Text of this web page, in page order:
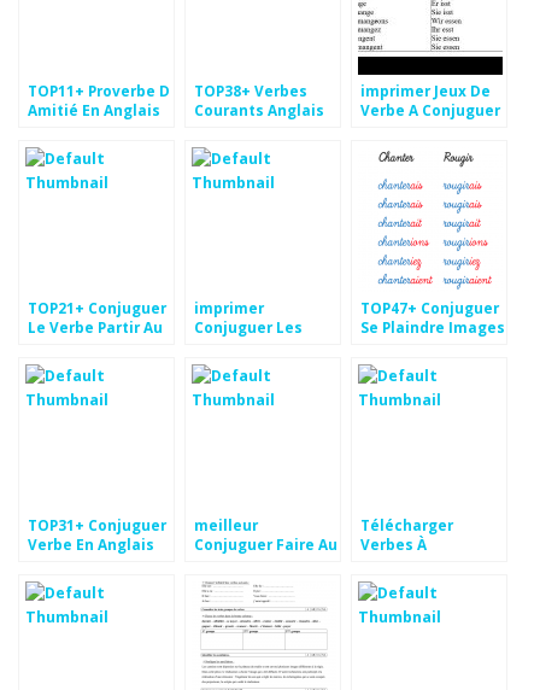
TOP11+ Proverbe D
Amitié En Anglais
TOP38+ Verbes
Courants Anglais
imprimer Jeux De
Verbe A Conjuguer
TOP21+ Conjuguer
Le Verbe Partir Au
imprimer
Conjuguer Les
Aperçu
TOP47+ Conjuguer
Se Plaindre Images
TOP31+ Conjuguer
Verbe En Anglais
meilleur
Conjuguer Faire Au
Télécharger
Verbes À